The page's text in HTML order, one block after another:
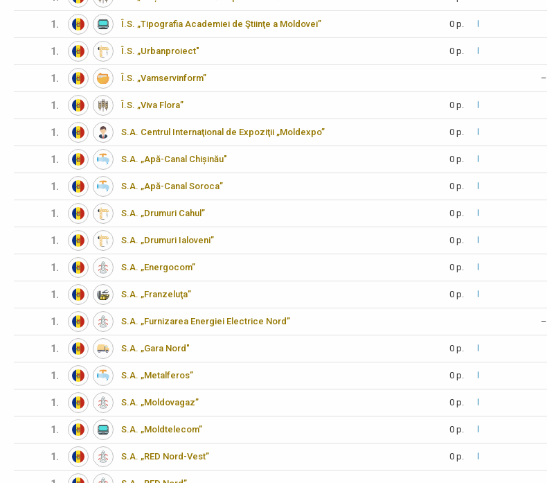
1. Î.S. „Tipografia Academiei de Ştiinţe a Moldovei” 0 p.
1. Î.S. „Urbanproiect" 0 p.
1. Î.S. „Vamservinform” –
1. Î.S. „Viva Flora” 0 p.
1. S.A. Centrul Internaţional de Expoziţii „Moldexpo” 0 p.
1. S.A. „Apă-Canal Chișinău" 0 p.
1. S.A. „Apă-Canal Soroca” 0 p.
1. S.A. „Drumuri Cahul” 0 p.
1. S.A. „Drumuri Ialoveni” 0 p.
1. S.A. „Energocom” 0 p.
1. S.A. „Franzeluţa” 0 p.
1. S.A. „Furnizarea Energiei Electrice Nord” –
1. S.A. „Gara Nord" 0 p.
1. S.A. „Metalferos” 0 p.
1. S.A. „Moldovagaz” 0 p.
1. S.A. „Moldtelecom” 0 p.
1. S.A. „RED Nord-Vest” 0 p.